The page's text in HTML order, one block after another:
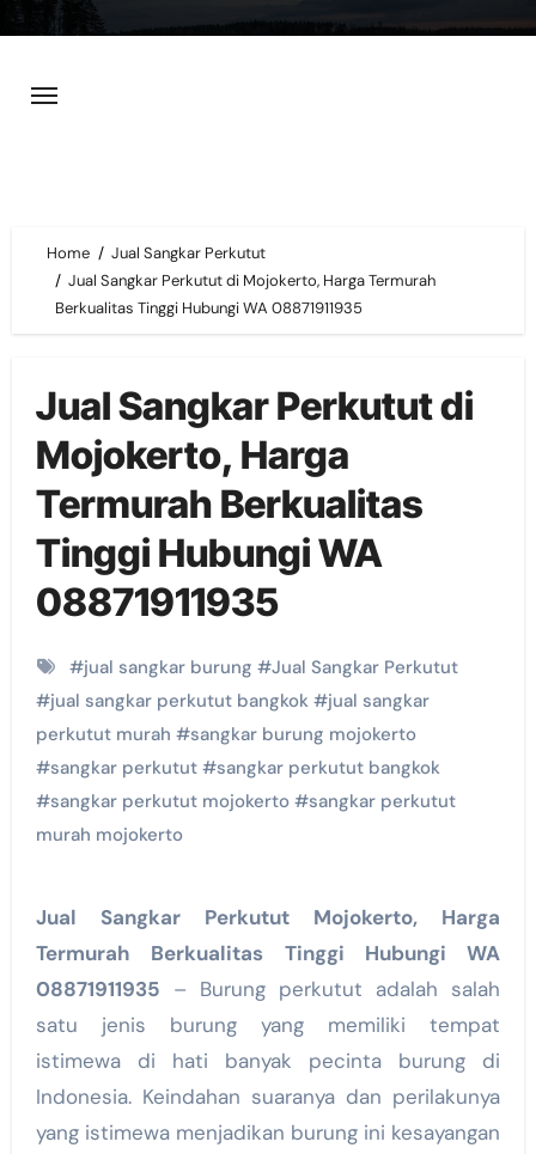
content
Home
Jual Sangkar Perkutut
Jual Sangkar Perkutut di Mojokerto, Harga Termurah
Berkualitas Tinggi Hubungi WA 08871911935
Jual Sangkar Perkutut di
Mojokerto, Harga
Termurah Berkualitas
Tinggi Hubungi WA
08871911935
#jual sangkar burung #Jual Sangkar Perkutut
#jual sangkar perkutut bangkok#jual sangkar
perkutut murah #sangkar burung mojokerto
#sangkar perkutut#sangkar perkutut bangkok
#sangkar perkutut mojokerto#sangkar perkutut
murah mojokerto
Jual Sangkar Perkutut Mojokerto, Harga
Termurah Berkualitas Tinggi Hubungi WA
08871911935 – Burung perkutut adalah salah
satu jenis burung yang memiliki tempat
istimewa di hati banyak pecinta burung di
Indonesia. Keindahan suaranya dan perilakunya
yang istimewa menjadikan burung ini kesayangan